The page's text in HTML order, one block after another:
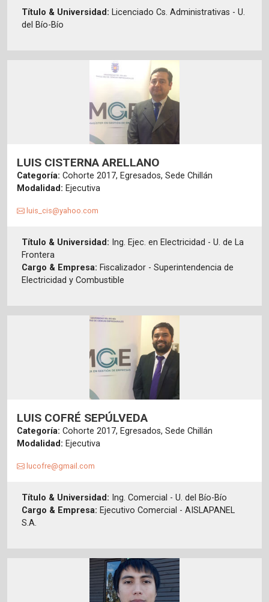
Título & Universidad: Licenciado Cs. Administrativas - U.
del Bío-Bío
LUIS CISTERNA ARELLANO
Categoría: Cohorte 2017, Egresados, Sede Chillán
Modalidad: Ejecutiva
luis_cis@yahoo.com
Título & Universidad: Ing. Ejec. en Electricidad - U. de La
Frontera
Cargo & Empresa: Fiscalizador - Superintendencia de
Electricidad y Combustible
LUIS COFRÉ SEPÚLVEDA
Categoría: Cohorte 2017, Egresados, Sede Chillán
Modalidad: Ejecutiva
lucofre@gmail.com
Título & Universidad: Ing. Comercial - U. del Bío-Bío
Cargo & Empresa: Ejecutivo Comercial - AISLAPANEL
S.A.